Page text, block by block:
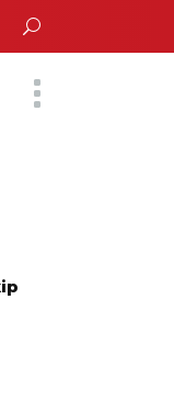
Bir Davetle Açıldı